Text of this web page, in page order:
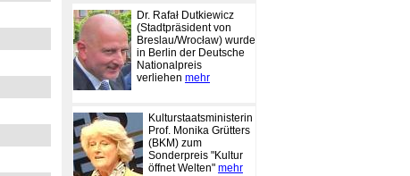
Dr. Rafał Dutkiewicz
(Stadtpräsident von
Breslau/Wrocław) wurde
in Berlin der Deutsche
Nationalpreis
verliehen mehr
Kulturstaatsministerin
Prof. Monika Grütters
(BKM) zum
Sonderpreis "Kultur
öffnet Welten" mehr